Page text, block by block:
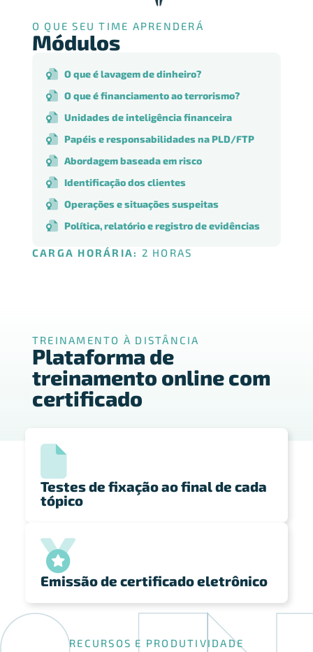
O QUE SEU TIME APRENDERÁ
Módulos
O que é lavagem de dinheiro?​
O que é financiamento ao terrorismo?​
Unidades de inteligência financeira
Papéis e responsabilidades na PLD/FTP​
Abordagem baseada em risco​
Identificação dos clientes​
Operações e situações suspeitas​
Política, relatório e registro de evidências​
CARGA HORÁRIA: 2 HORAS
TREINAMENTO À DISTÂNCIA
Plataforma de
treinamento online com
certificado
Testes de fixação ao final de cada
tópico ​
Emissão de certificado eletrônico​
RECURSOS E PRODUTIVIDADE